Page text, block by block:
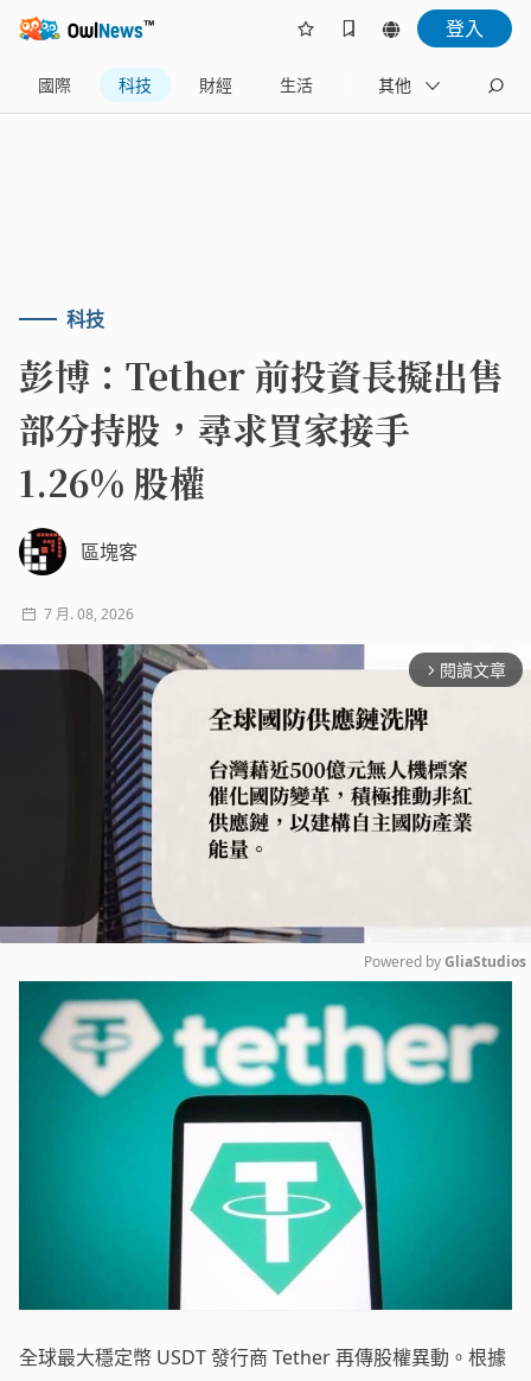
登入
國際 科技 財經 生活 政治
其他
科技
彭博：Tether 前投資長擬出售
部分持股，尋求買家接手
1.26% 股權
區塊客
7 月. 08, 2026
arrow_forward_ios 閱讀文章
Powered by GliaStudios
全球最大穩定幣 USDT 發行商 Tether 再傳股權異動。根據